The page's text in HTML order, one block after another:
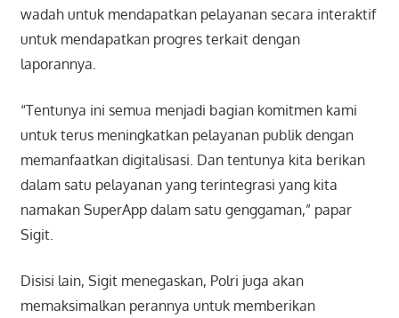
wadah untuk mendapatkan pelayanan secara interaktif
untuk mendapatkan progres terkait dengan
laporannya.
“Tentunya ini semua menjadi bagian komitmen kami
untuk terus meningkatkan pelayanan publik dengan
memanfaatkan digitalisasi. Dan tentunya kita berikan
dalam satu pelayanan yang terintegrasi yang kita
namakan SuperApp dalam satu genggaman,” papar
Sigit.
Disisi lain, Sigit menegaskan, Polri juga akan
memaksimalkan perannya untuk memberikan